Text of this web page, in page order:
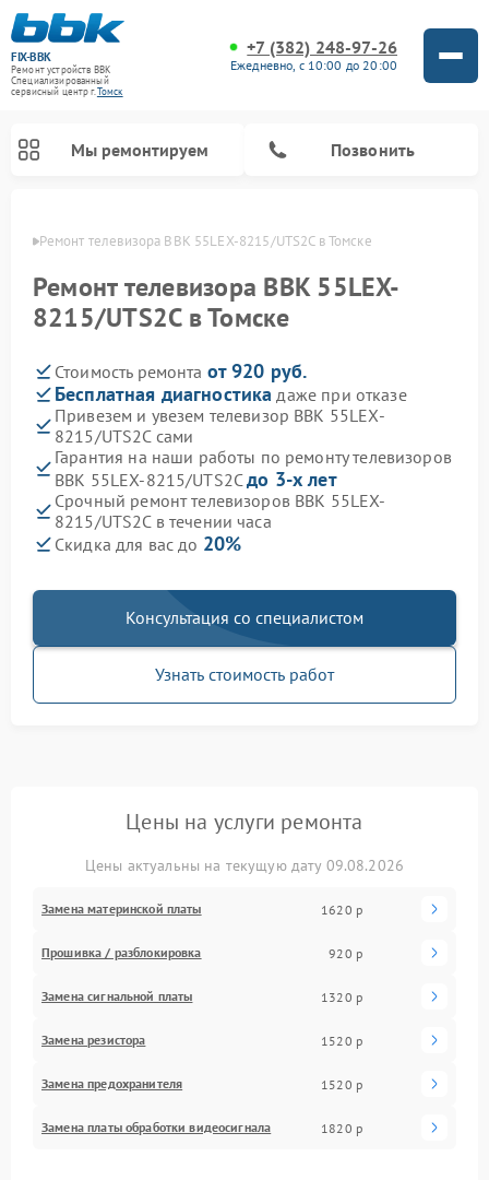
FIX-BBK
Ремонт устройств BBK
Специализированный
cервисный центр г.Томск
+7 (382) 248-97-26
Ежедневно, с 10:00 до 20:00
Мы ремонтируем Позвонить
Ремонт телевизора BBK 55LEX-8215/UTS2C в Томске
Ремонт телевизора BBK 55LEX-
8215/UTS2C в Томске
Стоимость ремонта от 920 руб.
Бесплатная диагностика даже при отказе
Привезем и увезем телевизор BBK 55LEX-
8215/UTS2C сами
Гарантия на наши работы по ремонту телевизоров
BBK 55LEX-8215/UTS2Cдо 3-х лет
Срочный ремонт телевизоров BBK 55LEX-
8215/UTS2C в течении часа
Скидка для вас до 20%
Консультация со специалистом
Узнать стоимость работ
Цены на услуги ремонта
Цены актуальны на текущую дату 09.08.2026
Замена материнской платы 1620 р
Прошивка / разблокировка 920 р
Замена сигнальной платы 1320 р
Замена резистора 1520 р
Замена предохранителя 1520 р
Замена платы обработки видеосигнала 1820 р